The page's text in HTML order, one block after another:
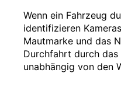
Wenn ein Fahrzeug
identifizieren
Mautmarke und das
Durchfahrt durch
unabhängig von den